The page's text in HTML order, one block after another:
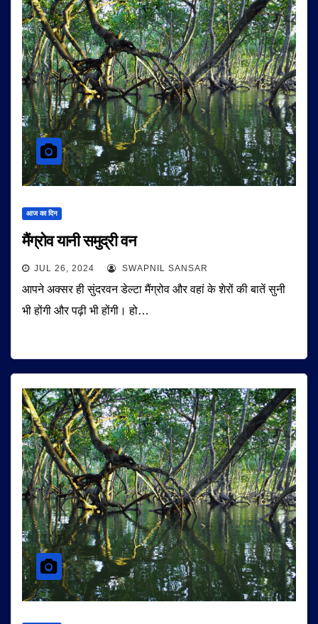
आज का दिन
मैंग्रोव यानी समुद्री वन
JUL 26, 2024 SWAPNIL SANSAR
आपने अक्सर ही सुंदरवन डेल्टा मैंग्रोव और वहां के शेरों की बातें सुनी
भी होंगी और पढ़ी भी होंगी। हो…